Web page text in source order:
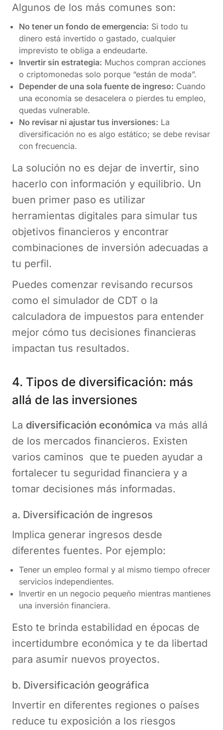
Algunos de los más comunes son:
No tener un fondo de emergencia: Si todo tu
dinero está invertido o gastado, cualquier
imprevisto te obliga a endeudarte.
Invertir sin estrategia: Muchos compran acciones
o criptomonedas solo porque “están de moda”.
Depender de una sola fuente de ingreso: Cuando
una economía se desacelera o pierdes tu empleo,
quedas vulnerable.
No revisar ni ajustar tus inversiones: La
diversificación no es algo estático; se debe revisar
con frecuencia.
La solución no es dejar de invertir, sino
hacerlo con información y equilibrio. Un
buen primer paso es utilizar
herramientas digitales para simular tus
objetivos financieros y encontrar
combinaciones de inversión adecuadas a
tu perfil.
Puedes comenzar revisando recursos
como el simulador de CDT o la
calculadora de impuestos para entender
mejor cómo tus decisiones financieras
impactan tus resultados.
4. Tipos de diversificación: más
allá de las inversiones
La diversificación económica va más allá
de los mercados financieros. Existen
varios caminos que te pueden ayudar a
fortalecer tu seguridad financiera y a
tomar decisiones más informadas.
a. Diversificación de ingresos
Implica generar ingresos desde
diferentes fuentes. Por ejemplo:
Tener un empleo formal y al mismo tiempo ofrecer
servicios independientes.
Invertir en un negocio pequeño mientras mantienes
una inversión financiera.
Esto te brinda estabilidad en épocas de
incertidumbre económica y te da libertad
para asumir nuevos proyectos.
b. Diversificación geográfica
Invertir en diferentes regiones o países
reduce tu exposición a los riesgos